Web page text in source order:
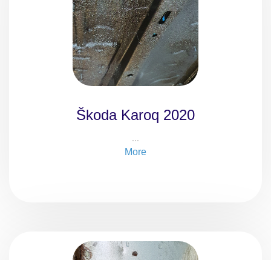
Škoda Karoq 2020
...
More